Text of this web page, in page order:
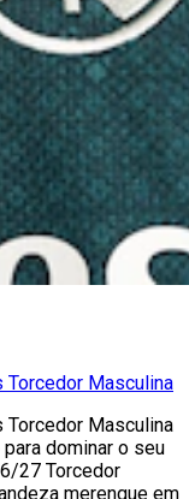
Masculina
Masculina
dominar o seu
27 Torcedor
merengue em